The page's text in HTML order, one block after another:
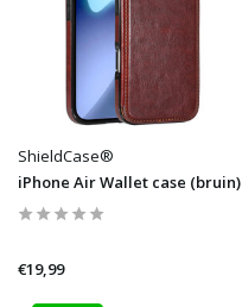
ShieldCase®
iPhone Air Wallet case (bruin)
€19,99